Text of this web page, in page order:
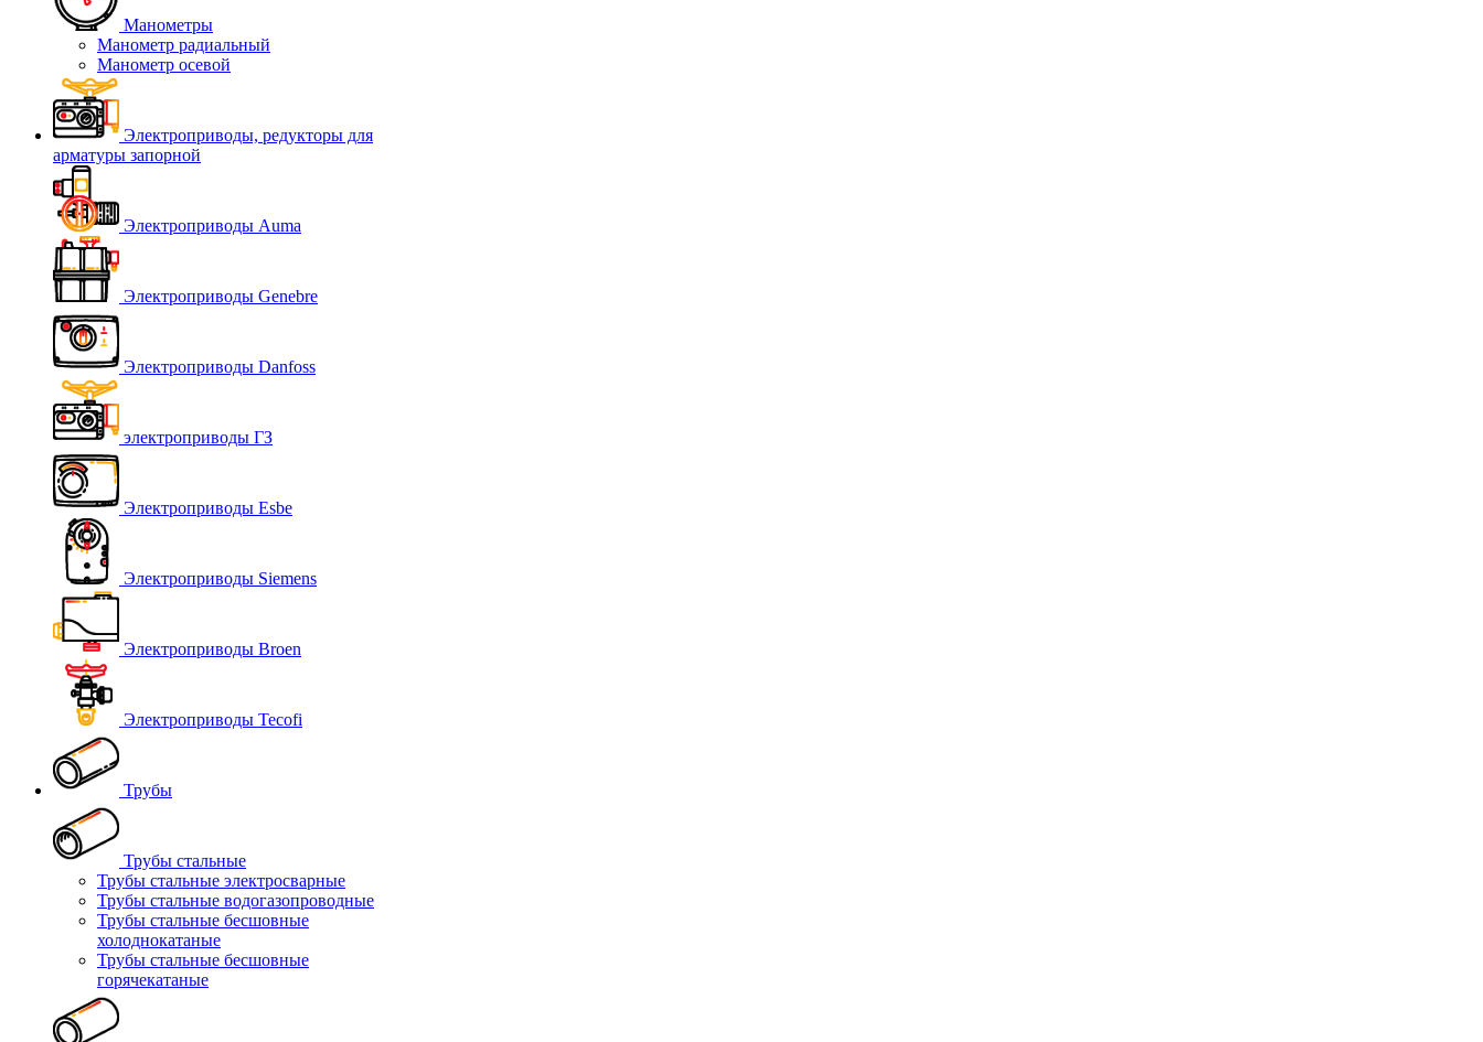
Манометры
Манометр радиальный
Манометр осевой
Электроприводы, редукторы для
арматуры запорной
Электроприводы Auma
Электроприводы Genebre
Электроприводы Danfoss
электроприводы ГЗ
Электроприводы Esbe
Электроприводы Siemens
Электроприводы Broen
Электроприводы Tecofi
Трубы
Трубы стальные
Трубы стальные электросварные
Трубы стальные водогазопроводные
Трубы стальные бесшовные
холоднокатаные
Трубы стальные бесшовные
горячекатаные